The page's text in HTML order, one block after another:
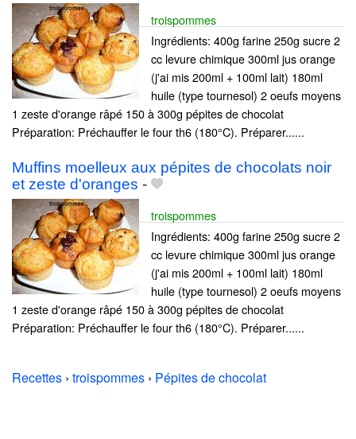
troispommes
Ingrédients: 400g farine 250g sucre 2
cc levure chimique 300ml jus orange
(j'ai mis 200ml + 100ml lait) 180ml
huile (type tournesol) 2 oeufs moyens
1 zeste d'orange râpé 150 à 300g pépites de chocolat
Préparation: Préchauffer le four th6 (180°C). Préparer......
Muffins moelleux aux pépites de chocolats noir
et zeste d'oranges -
troispommes
Ingrédients: 400g farine 250g sucre 2
cc levure chimique 300ml jus orange
(j'ai mis 200ml + 100ml lait) 180ml
huile (type tournesol) 2 oeufs moyens
1 zeste d'orange râpé 150 à 300g pépites de chocolat
Préparation: Préchauffer le four th6 (180°C). Préparer......
Recettes › troispommes › Pépites de chocolat